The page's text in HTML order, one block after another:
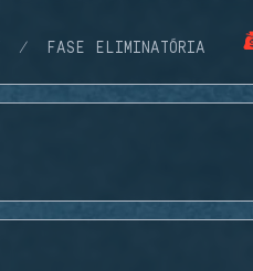
FASE ELIMINATÓRIA